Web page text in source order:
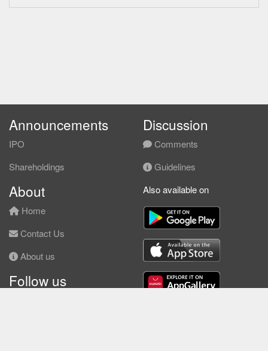
Announcements
IPO
Shareholdings
Discussion
Comments
Guidelines
About
Home
Contact Us
About us
Follow us
Also available on